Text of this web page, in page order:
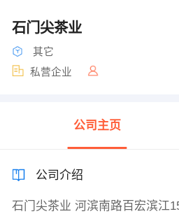
石门尖茶业
其它
私营企业
公司主页
公司介绍
石门尖茶业 河滨南路百宏滨江